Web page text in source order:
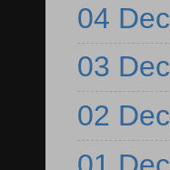
04 Dec
03 Dec
02 Dec